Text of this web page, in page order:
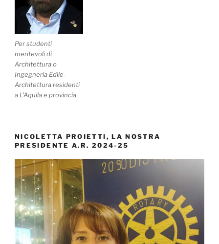
Per studenti
meritevoli di
Architettura o
Ingegneria Edile-
Architettura residenti
a L'Aquila e provincia
NICOLETTA PROIETTI, LA NOSTRA
PRESIDENTE A.R. 2024-25